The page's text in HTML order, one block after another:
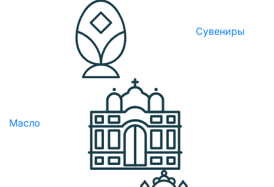
Сувениры
Масло